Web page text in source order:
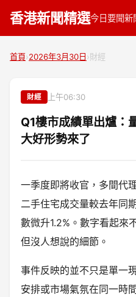
香港新聞精選今日要聞新
首頁›2026年3月30日 ›財經
財經 上午06:30
Q1樓市成績單出爐
大好形勢來了
一季度即將收官，多間代
二手住宅成交量較去年同
數微升1.2%。數字看起來
但沒人想說的細節。
事件反映的並不只是單一
安排或市場氣氛在同一時